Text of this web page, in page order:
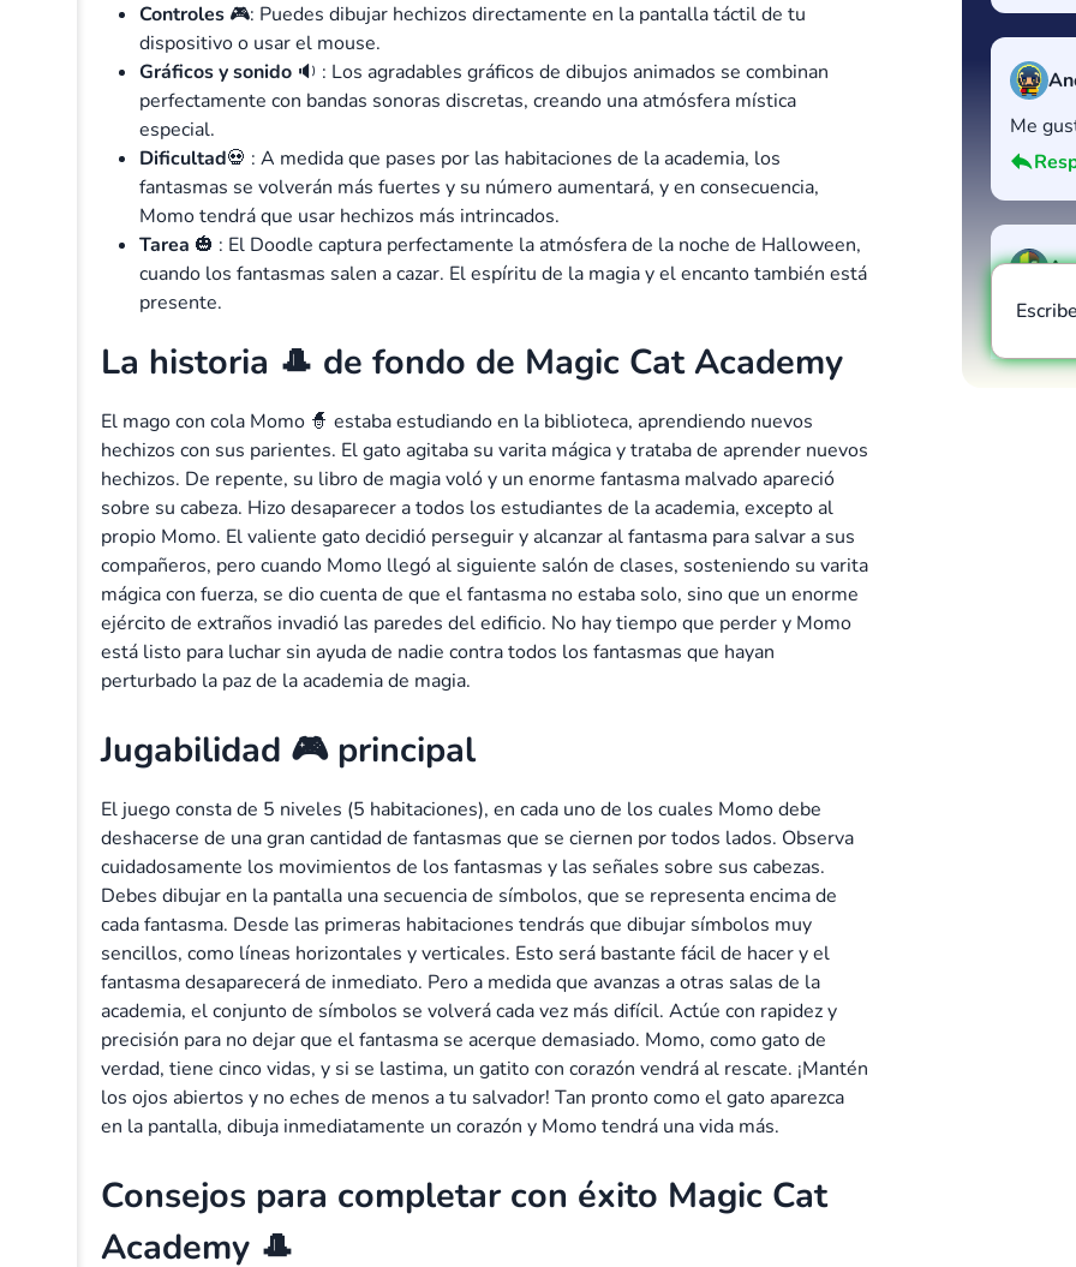
Controles 🎮: Puedes dibujar hechizos directamente en la pantalla táctil de tu
dispositivo o usar el mouse.
Gráficos y sonido 🔉 : Los agradables gráficos de dibujos animados se combinan
perfectamente con bandas sonoras discretas, creando una atmósfera mística
especial.
Dificultad💀 : A medida que pases por las habitaciones de la academia, los
fantasmas se volverán más fuertes y su número aumentará, y en consecuencia,
Momo tendrá que usar hechizos más intrincados.
Tarea 🎃 : El Doodle captura perfectamente la atmósfera de la noche de Halloween,
cuando los fantasmas salen a cazar. El espíritu de la magia y el encanto también está
presente.
La historia 🎩 de fondo de Magic Cat Academy
El mago con cola Momo 🧙 estaba estudiando en la biblioteca, aprendiendo nuevos
hechizos con sus parientes. El gato agitaba su varita mágica y trataba de aprender nuevos
hechizos. De repente, su libro de magia voló y un enorme fantasma malvado apareció
sobre su cabeza. Hizo desaparecer a todos los estudiantes de la academia, excepto al
propio Momo. El valiente gato decidió perseguir y alcanzar al fantasma para salvar a sus
compañeros, pero cuando Momo llegó al siguiente salón de clases, sosteniendo su varita
mágica con fuerza, se dio cuenta de que el fantasma no estaba solo, sino que un enorme
ejército de extraños invadió las paredes del edificio. No hay tiempo que perder y Momo
está listo para luchar sin ayuda de nadie contra todos los fantasmas que hayan
perturbado la paz de la academia de magia.
Jugabilidad 🎮 principal
El juego consta de 5 niveles (5 habitaciones), en cada uno de los cuales Momo debe
deshacerse de una gran cantidad de fantasmas que se ciernen por todos lados. Observa
cuidadosamente los movimientos de los fantasmas y las señales sobre sus cabezas.
Debes dibujar en la pantalla una secuencia de símbolos, que se representa encima de
cada fantasma. Desde las primeras habitaciones tendrás que dibujar símbolos muy
sencillos, como líneas horizontales y verticales. Esto será bastante fácil de hacer y el
fantasma desaparecerá de inmediato. Pero a medida que avanzas a otras salas de la
academia, el conjunto de símbolos se volverá cada vez más difícil. Actúe con rapidez y
precisión para no dejar que el fantasma se acerque demasiado. Momo, como gato de
verdad, tiene cinco vidas, y si se lastima, un gatito con corazón vendrá al rescate. ¡Mantén
los ojos abiertos y no eches de menos a tu salvador! Tan pronto como el gato aparezca
en la pantalla, dibuja inmediatamente un corazón y Momo tendrá una vida más.
Consejos para completar con éxito Magic Cat
Academy 🎩
Me